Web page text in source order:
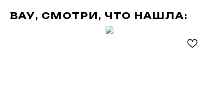
ВАУ, СМОТРИ, ЧТО НАШЛА: